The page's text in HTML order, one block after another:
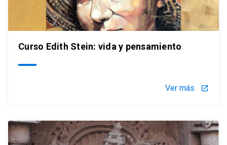
Curso Edith Stein: vida y pensamiento
Ver más launch